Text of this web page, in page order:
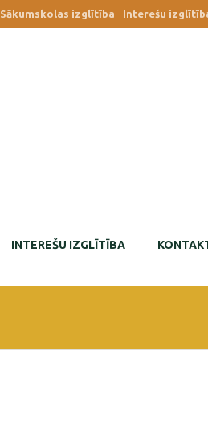
Sākumskolas izglītība Interešu
INTEREŠU IZGLĪTĪBA